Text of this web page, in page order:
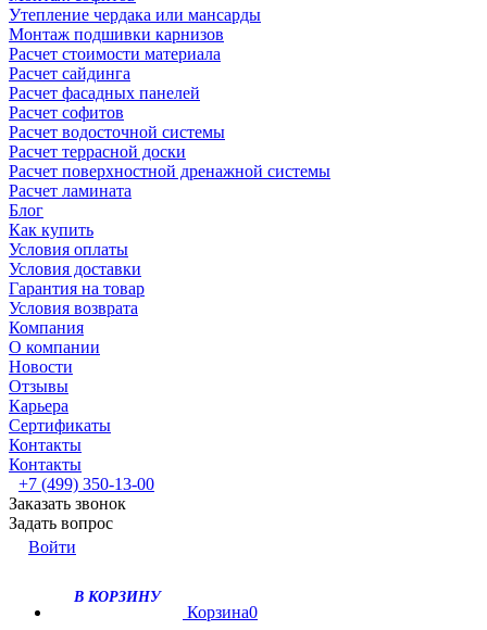
Утепление чердака или мансарды
Монтаж подшивки карнизов
Расчет стоимости материала
Расчет сайдинга
Расчет фасадных панелей
Расчет софитов
Расчет водосточной системы
Расчет террасной доски
Расчет поверхностной дренажной системы
Расчет ламината
Блог
Как купить
Условия оплаты
Условия доставки
Гарантия на товар
Условия возврата
Компания
О компании
Новости
Отзывы
Карьера
Сертификаты
Контакты
Контакты
+7 (499) 350-13-00
Заказать звонок
Задать вопрос
Войти
В КОРЗИНУ
Корзина0